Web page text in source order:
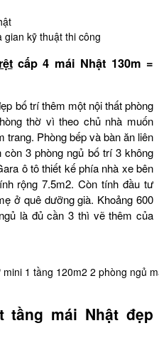
gian kỹ thuật thi công
cấp 4 mái Nhật 130m =
bố trí thêm một nội thất phòng
thờ vì theo chủ nhà muốn
trang. Phòng bếp và bàn ăn liên
3 phòng ngủ bố trí 3 không
ô tô thiết kế phía nhà xe bên
rộng 7.5m2. Còn tính đầu tư
ở quê dưỡng già. Khoảng 600
là đủ cần 3 thì vẽ thêm của
1 tầng 120m2 2 phòng ngủ
tầng mái Nhật đẹp